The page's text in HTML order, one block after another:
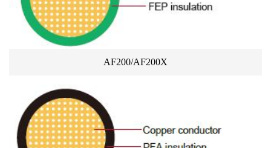
AF200/AF200X